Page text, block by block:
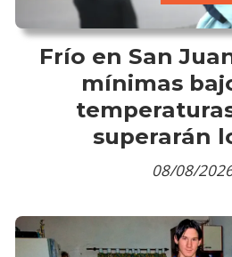
Frío en San
mínimas
superarán
08/08/